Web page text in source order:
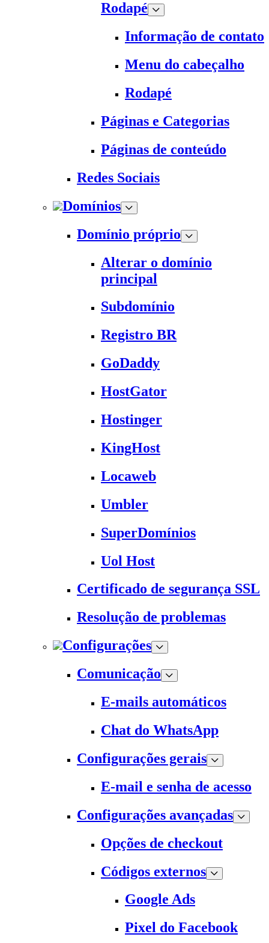
Rodapé
Informação de contato
Menu do cabeçalho
Rodapé
Páginas e Categorias
Páginas de conteúdo
Redes Sociais
Domínios
Domínio próprio
Alterar o domínio
principal
Subdomínio
Registro BR
GoDaddy
HostGator
Hostinger
KingHost
Locaweb
Umbler
SuperDomínios
Uol Host
Certificado de segurança SSL
Resolução de problemas
Configurações
Comunicação
E-mails automáticos
Chat do WhatsApp
Configurações gerais
E-mail e senha de acesso
Configurações avançadas
Opções de checkout
Códigos externos
Google Ads
Pixel do Facebook